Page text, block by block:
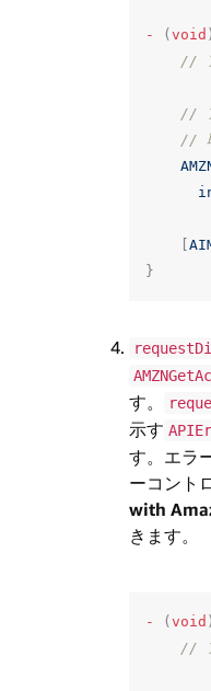
- ( void )
//
//
//
}
す。
示す
す。エラ
ーコント
with
きます。
- ( void )
//